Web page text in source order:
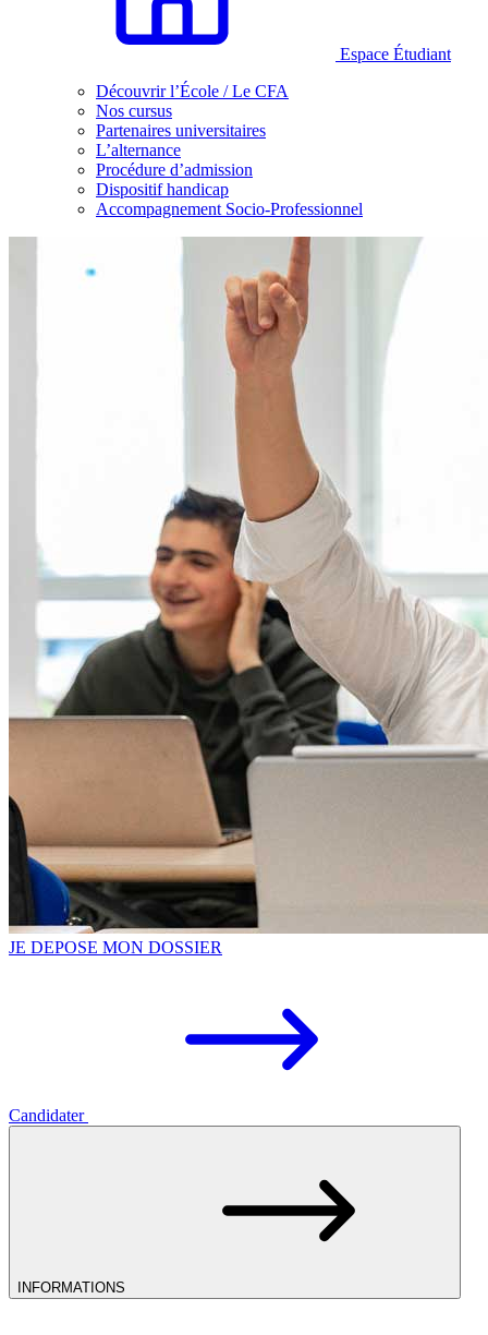
Espace Étudiant
Découvrir l’École / Le CFA
Nos cursus
Partenaires universitaires
L’alternance
Procédure d’admission
Dispositif handicap
Accompagnement Socio-Professionnel
JE DEPOSE MON DOSSIER
Candidater
INFORMATIONS